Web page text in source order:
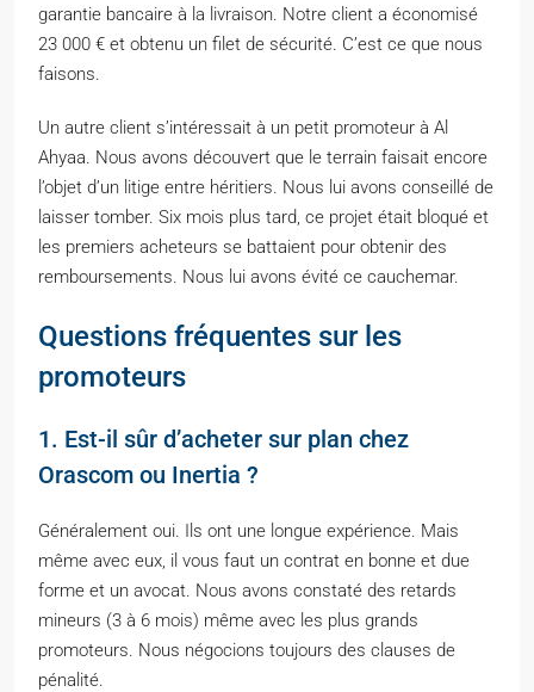
garantie bancaire à la livraison. Notre client a économisé
23 000 € et obtenu un filet de sécurité. C’est ce que nous
faisons.
Un autre client s’intéressait à un petit promoteur à Al
Ahyaa. Nous avons découvert que le terrain faisait encore
l’objet d’un litige entre héritiers. Nous lui avons conseillé de
laisser tomber. Six mois plus tard, ce projet était bloqué et
les premiers acheteurs se battaient pour obtenir des
remboursements. Nous lui avons évité ce cauchemar.
Questions fréquentes sur les
promoteurs
1. Est-il sûr d’acheter sur plan chez
Orascom ou Inertia ?
Généralement oui. Ils ont une longue expérience. Mais
même avec eux, il vous faut un contrat en bonne et due
forme et un avocat. Nous avons constaté des retards
mineurs (3 à 6 mois) même avec les plus grands
promoteurs. Nous négocions toujours des clauses de
pénalité.